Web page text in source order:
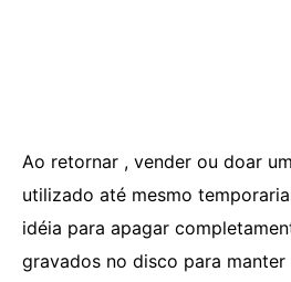
Ao retornar , vender ou doar
utilizado até mesmo
idéia para apagar
gravados no disco para